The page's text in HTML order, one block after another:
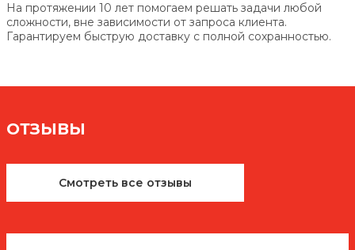
На протяжении 10 лет помогаем решать задачи любой
сложности, вне зависимости от запроса клиента.
Гарантируем быструю доставку с полной сохранностью.
ОТЗЫВЫ
Смотреть все отзывы